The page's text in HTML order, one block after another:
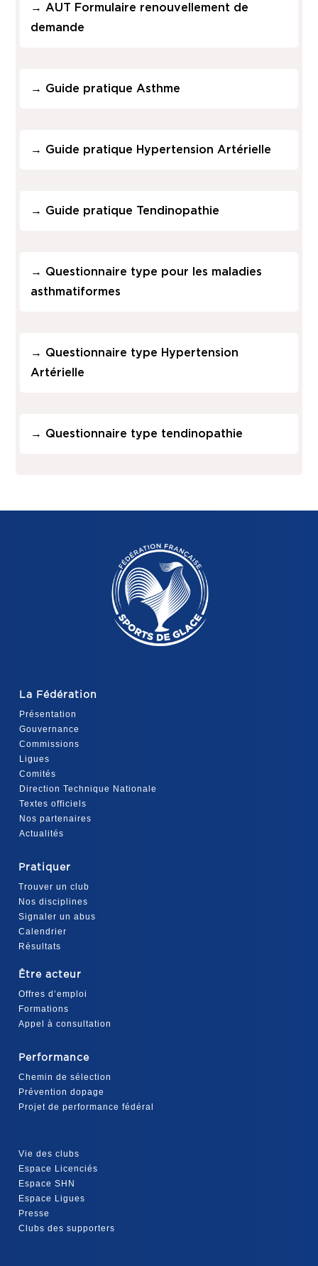
→AUT Formulaire renouvellement de
demande
→ Guide pratique Asthme
→ Guide pratique Hypertension Artérielle
→ Guide pratique Tendinopathie
→ Questionnaire type pour les maladies
asthmatiformes
→ Questionnaire type Hypertension
Artérielle
→ Questionnaire type tendinopathie
La Fédération
Présentation
Gouvernance
Commissions
Ligues
Comités
Direction Technique Nationale
Textes officiels
Nos partenaires
Actualités
Pratiquer
Trouver un club
Nos disciplines
Signaler un abus
Calendrier
Résultats
Être acteur
Offres d’emploi
Formations
Appel à consultation
Performance
Chemin de sélection
Prévention dopage
Projet de performance fédéral
Vie des clubs
Espace Licenciés
Espace SHN
Espace Ligues
Presse
Clubs des supporters